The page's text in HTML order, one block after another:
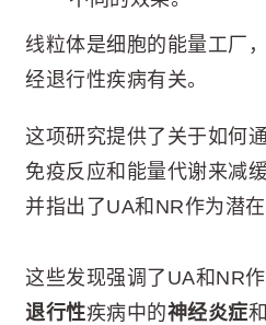
线粒体是细胞的能量工厂
经退行性疾病有关。
这项研究提供了关于如何
免疫反应和能量代谢来减
并指出了UA和NR作为潜
这些发现强调了UA和NR
退行性疾病中的神经炎症和